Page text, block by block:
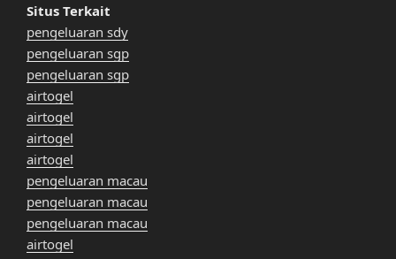
Situs Terkait
pengeluaran sdy
pengeluaran sgp
pengeluaran sgp
airtogel
airtogel
airtogel
airtogel
pengeluaran macau
pengeluaran macau
pengeluaran macau
airtogel